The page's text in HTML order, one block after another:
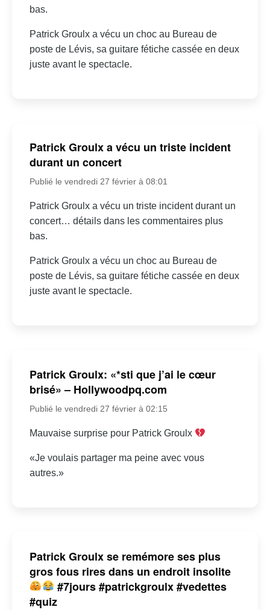
bas.
Patrick Groulx a vécu un choc au Bureau de
poste de Lévis, sa guitare fétiche cassée en deux
juste avant le spectacle.
Patrick Groulx a vécu un triste incident
durant un concert
Publié le vendredi 27 février à 08:01
Patrick Groulx a vécu un triste incident durant un
concert… détails dans les commentaires plus
bas.
Patrick Groulx a vécu un choc au Bureau de
poste de Lévis, sa guitare fétiche cassée en deux
juste avant le spectacle.
Patrick Groulx: «*sti que j’ai le cœur
brisé» – Hollywoodpq.com
Publié le vendredi 27 février à 02:15
Mauvaise surprise pour Patrick Groulx
«Je voulais partager ma peine avec vous
autres.»
Patrick Groulx se remémore ses plus
gros fous rires dans un endroit insolite
#7jours #patrickgroulx #vedettes
#quiz